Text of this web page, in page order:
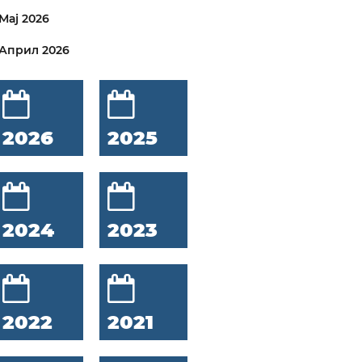
2026
2026
2026 2025
2024 2023
2022 2021